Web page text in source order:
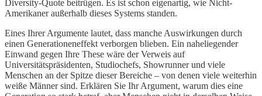
Diversity-Quote beitrügen. Es ist schon eigenartig, wie Nicht-
Amerikaner außerhalb dieses Systems standen.
Eines Ihrer Argumente lautet, dass manche Auswirkungen durch
einen Generationeneffekt verborgen blieben. Ein naheliegender
Einwand gegen Ihre These wäre der Verweis auf
Universitätspräsidenten, Studiochefs, Showrunner und viele
Menschen an der Spitze dieser Bereiche – von denen viele weiterhin
weiße Männer sind. Erklären Sie Ihr Argument, warum dies eine